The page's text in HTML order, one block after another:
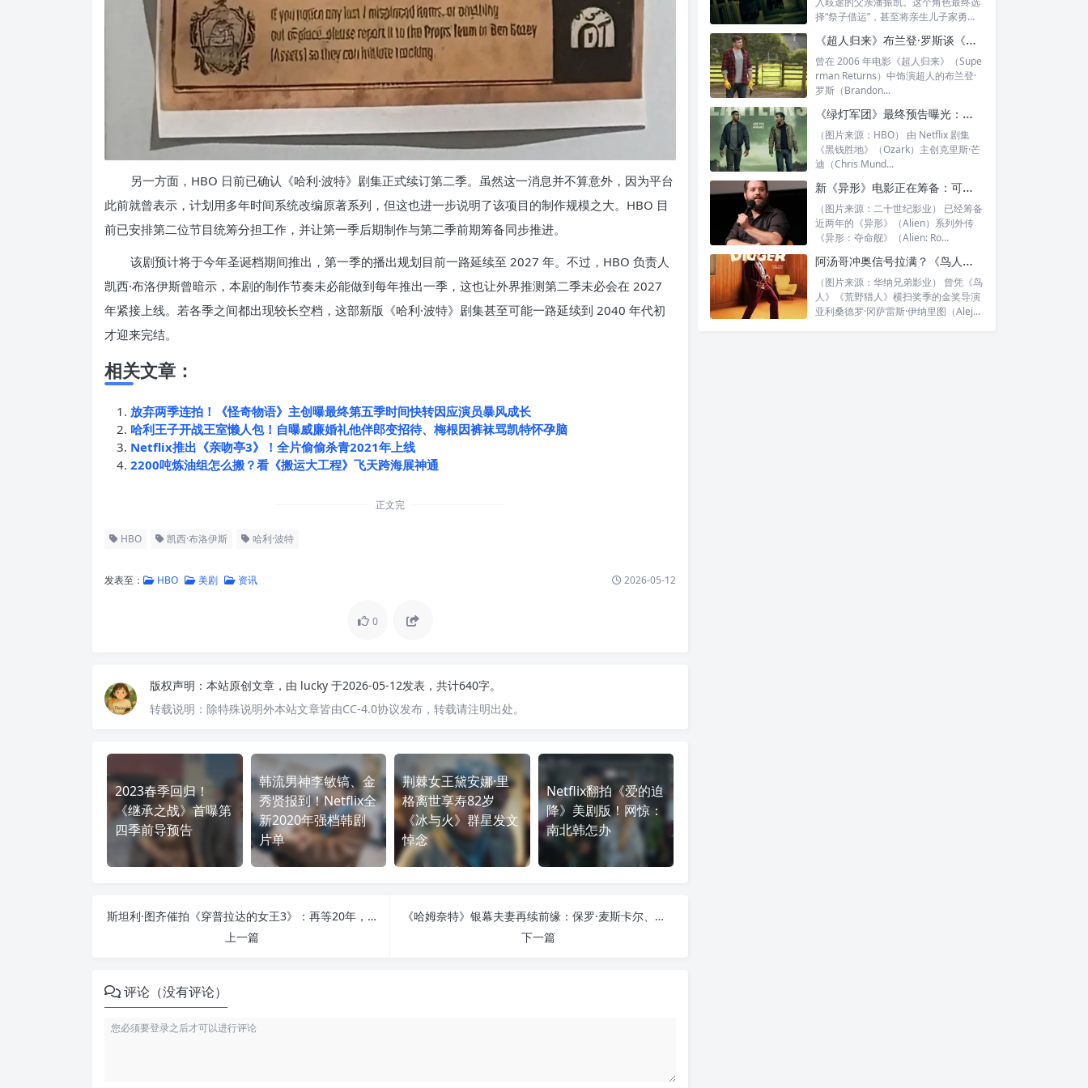
另一方面，HBO 日前已确认《哈利·波特》剧集正式续订第二季。虽然这一消息并不算意外，因为平台
此前就曾表示，计划用多年时间系统改编原著系列，但这也进一步说明了该项目的制作规模之大。HBO 目
前已安排第二位节目统筹分担工作，并让第一季后期制作与第二季前期筹备同步推进。
该剧预计将于今年圣诞档期间推出，第一季的播出规划目前一路延续至 2027 年。不过，HBO 负责人
凯西·布洛伊斯曾暗示，本剧的制作节奏未必能做到每年推出一季，这也让外界推测第二季未必会在 2027
年紧接上线。若各季之间都出现较长空档，这部新版《哈利·波特》剧集甚至可能一路延续到 2040 年代初
才迎来完结。
相关文章：
放弃两季连拍！《怪奇物语》主创曝最终第五季时间快转因应演员暴风成长
哈利王子开战王室懒人包！自曝威廉婚礼他伴郎变招待、梅根因裤袜骂凯特怀孕脑
Netflix推出《亲吻亭3》！全片偷偷杀青2021年上线
2200吨炼油组怎么搬？看《搬运大工程》飞天跨海展神通
正文完
HBO 凯西·布洛伊斯 哈利·波特
发表至： HBO 美剧 资讯 2026-05-12
0
版权声明： 本站原创文章，由 lucky 于2026-05-12发表，共计640字。
转载说明： 除特殊说明外本站文章皆由CC-4.0协议发布，转载请注明出处。
2023春季回归！
《继承之战》首曝第
四季前导预告
韩流男神李敏镐、金
秀贤报到！Netflix全
新2020年强档韩剧
片单
荆棘女王黛安娜·里
格离世享寿82岁
《冰与火》群星发文
悼念
Netflix翻拍《爱的迫
降》美剧版！网惊：
南北韩怎办
斯坦利·图齐催拍《穿普拉达的女王3》：再等20年，安和艾米丽恐怕只能来扫墓
上一篇
《哈姆奈特》银幕夫妻再续前缘：保罗·麦斯卡尔、杰西·巴克利加盟《南方的野兽》导演新作
下一篇
评论（没有评论）
择“祭子借运”，甚至将亲生儿子家勇
《超人归来》布兰登·罗斯谈《无限地球危机》后续：希望超人加入类似“正义联盟”的组织
曾在 2006 年电影《超人归来》（Supe
rman Returns）中饰演超人的布兰登·
罗斯（Brandon...
《绿灯军团》最终预告曝光：塞尼斯托首度登场，真正反派机械猎人现身
（图片来源：HBO） 由 Netflix 剧集
《黑钱胜地》（Ozark）主创克里斯·芒
迪（Chris Mund...
新《异形》电影正在筹备：可能并非《夺命舰》续集？
（图片来源：二十世纪影业） 已经筹备
近两年的《异形》（Alien）系列外传
《异形：夺命舰》（Alien: Ro...
阿汤哥冲奥信号拉满？《鸟人》名导新片《挖掘者》预告像一支生涯回顾短片
（图片来源：华纳兄弟影业） 曾凭《鸟
人》《荒野猎人》横扫奖季的金奖导演
亚利桑德罗·冈萨雷斯·伊纳里图（Alej...